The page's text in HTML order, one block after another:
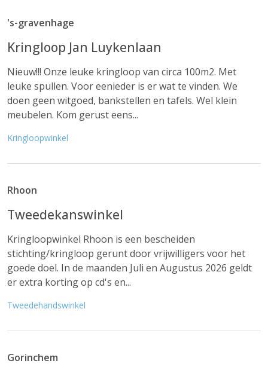
's-gravenhage
Kringloop Jan Luykenlaan
Nieuw!!! Onze leuke kringloop van circa 100m2. Met
leuke spullen. Voor eenieder is er wat te vinden. We
doen geen witgoed, bankstellen en tafels. Wel klein
meubelen. Kom gerust eens...
Kringloopwinkel
Rhoon
Tweedekanswinkel
Kringloopwinkel Rhoon is een bescheiden
stichting/kringloop gerunt door vrijwilligers voor het
goede doel. In de maanden Juli en Augustus 2026 geldt
er extra korting op cd's en...
Tweedehandswinkel
Gorinchem